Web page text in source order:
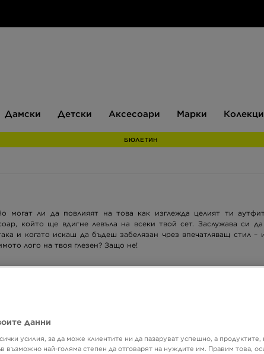
Дамски Детски Аксесоари Марки
БЮЛЕТИН
могат ли да повлияят на това как изглежда целият ти
който ще вдигне левъла на всеки твой сет. Заслужава си
и когато искаш да бъдеш забелязан чрез впечатляващ стил –
лого на твоя глезен? Защо не!
(3)
данни
усилия, за да може клиентите ни да пазаруват успешно, а продуктите,
възможно най-голяма степен да отговарят на нуждите им. Правим това,